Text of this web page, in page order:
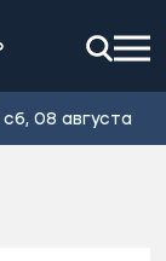
сб, 08 августа